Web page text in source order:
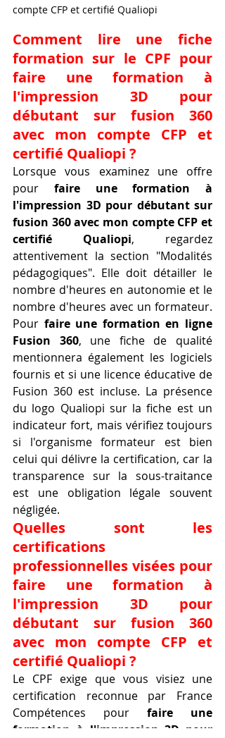
compte CFP et certifié Qualiopi
Comment lire une fiche
formation sur le CPF pour
faire une formation à
l'impression 3D pour
débutant sur fusion 360
avec mon compte CFP et
certifié Qualiopi ?
Lorsque vous examinez une offre
pour faire une formation à
l'impression 3D pour débutant sur
fusion 360 avec mon compte CFP et
certifié Qualiopi, regardez
attentivement la section "Modalités
pédagogiques". Elle doit détailler le
nombre d'heures en autonomie et le
nombre d'heures avec un formateur.
Pour faire une formation en ligne
Fusion 360, une fiche de qualité
mentionnera également les logiciels
fournis et si une licence éducative de
Fusion 360 est incluse. La présence
du logo Qualiopi sur la fiche est un
indicateur fort, mais vérifiez toujours
si l'organisme formateur est bien
celui qui délivre la certification, car la
transparence sur la sous-traitance
est une obligation légale souvent
négligée.
Quelles sont les
certifications
professionnelles visées pour
faire une formation à
l'impression 3D pour
débutant sur fusion 360
avec mon compte CFP et
certifié Qualiopi ?
Le CPF exige que vous visiez une
certification reconnue par France
Compétences pour faire une
formation à l'impression 3D pour